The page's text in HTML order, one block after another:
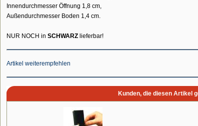
Innendurchmesser Öffnung 1,8 cm,
Außendurchmesser Boden 1,4 cm.
NUR NOCH in SCHWARZ lieferbar!
Artikel weiterempfehlen
Kunden, die diesen Artikel